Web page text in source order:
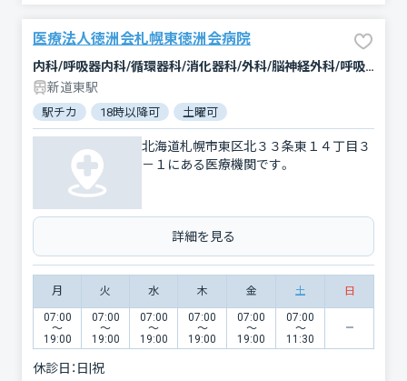
医療法人徳洲会札幌東徳洲会病院
内科/呼吸器内科/循環器科/消化器科/外科/脳神経外科/呼吸器外科/心臓血管外科/乳腺外科/肛門科/整形外科/形成外科/小児科/眼科/耳鼻咽喉科/皮膚科/泌尿器科/歯科口腔外科/リハビリテーション/放射線科/臨床検査・病理診断/救急科/麻酔科
新道東駅
駅チカ 18時以降可 土曜可
北海道札幌市東区北３３条東１４丁目３
－１にある医療機関です。
詳細を見る
月 火 水 木 金 土 日
07:00
〜
19:00
07:00
〜
19:00
07:00
〜
19:00
07:00
〜
19:00
07:00
〜
19:00
07:00
〜
11:30
休診日： 日|祝